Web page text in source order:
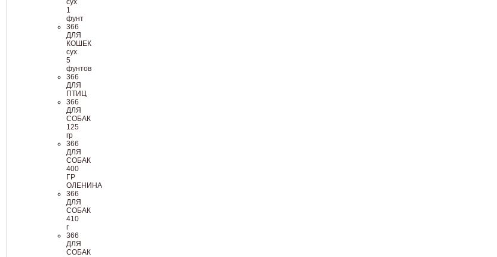
сух
1
фунт
366
ДЛЯ
КОШЕК
сух
5
фунтов
366
ДЛЯ
ПТИЦ
366
ДЛЯ
СОБАК
125
гр
366
ДЛЯ
СОБАК
400
ГР
ОЛЕНИНА
366
ДЛЯ
СОБАК
410
г
366
ДЛЯ
СОБАК